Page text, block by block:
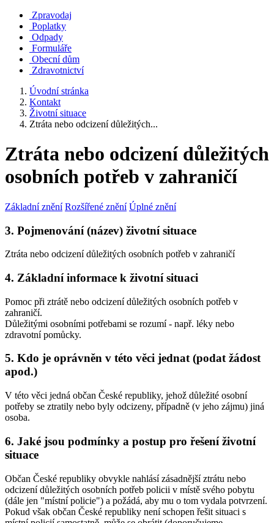
Zpravodaj
Poplatky
Odpady
Formuláře
Obecní dům
Zdravotnictví
Úvodní stránka
Kontakt
Životní situace
Ztráta nebo odcizení důležitých...
Ztráta nebo odcizení důležitých
osobních potřeb v zahraničí
Základní znění Rozšířené znění Úplné znění
3. Pojmenování (název) životní situace
Ztráta nebo odcizení důležitých osobních potřeb v zahraničí
4. Základní informace k životní situaci
Pomoc při ztrátě nebo odcizení důležitých osobních potřeb v
zahraničí.
Důležitými osobními potřebami se rozumí - např. léky nebo
zdravotní pomůcky.
5. Kdo je oprávněn v této věci jednat (podat žádost
apod.)
V této věci jedná občan České republiky, jehož důležité osobní
potřeby se ztratily nebo byly odcizeny, případně (v jeho zájmu) jiná
osoba.
6. Jaké jsou podmínky a postup pro řešení životní
situace
Občan České republiky obvykle nahlásí zásadnější ztrátu nebo
odcizení důležitých osobních potřeb policii v místě svého pobytu
(dále jen "místní policie") a požádá, aby mu o tom vydala potvrzení.
Pokud však občan České republiky není schopen řešit situaci s